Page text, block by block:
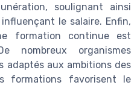
soulignant ainsi
le salaire. Enfin,
formation continue est
nombreux organismes
adaptés aux ambitions des
formations favorisent le